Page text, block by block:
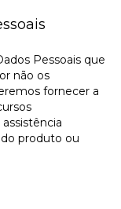
Pessoais que
não os
fornecer a
do produto ou